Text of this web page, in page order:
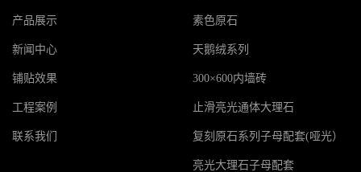
产品展示
新闻中心
铺贴效果
工程案例
联系我们
素色原石
天鹅绒系列
300×600内墙砖
止滑亮光通体大理石
复刻原石系列子母配套(哑光）
亮光大理石子母配套